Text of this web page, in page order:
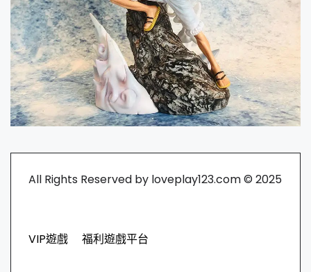
All Rights Reserved by loveplay123.com © 2025
VIP遊戲 福利遊戲平台